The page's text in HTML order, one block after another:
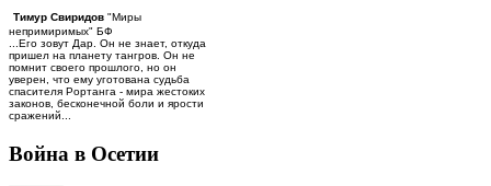
Тимур Свиридов "Миры
непримиримых" БФ
...Его зовут Дар. Он не знает, откуда
пришел на планету тангров. Он не
помнит своего прошлого, но он
уверен, что ему уготована судьба
спасителя Рортанга - мира жестоких
законов, бесконечной боли и ярости
сражений...
Война в Осетии